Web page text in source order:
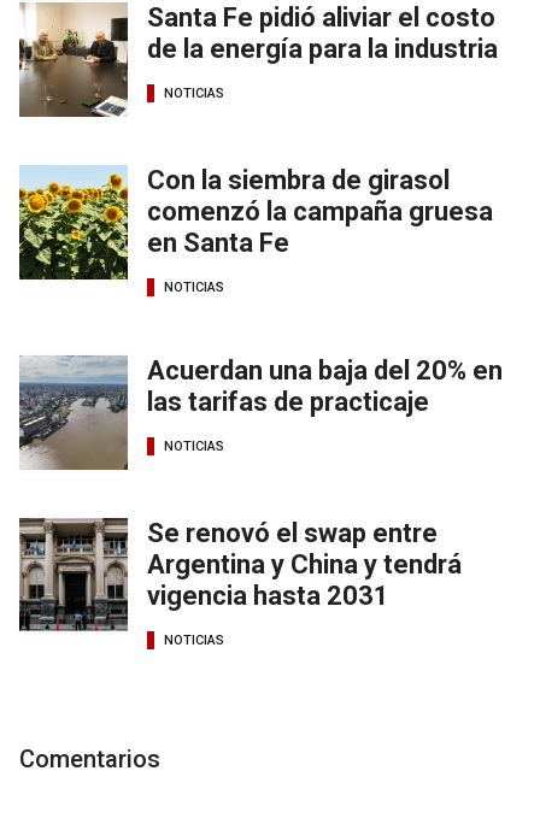
Santa Fe pidió aliviar el costo
de la energía para la industria
NOTICIAS
Con la siembra de girasol
comenzó la campaña gruesa
en Santa Fe
NOTICIAS
Acuerdan una baja del 20% en
las tarifas de practicaje
NOTICIAS
Se renovó el swap entre
Argentina y China y tendrá
vigencia hasta 2031
NOTICIAS
Comentarios